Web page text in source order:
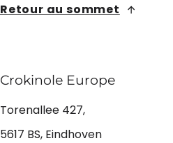
Retour au sommet
Crokinole Europe
Torenallee 427,
5617 BS, Eindhoven